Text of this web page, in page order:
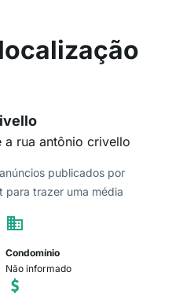
a rua antônio crivello
publicados por
para trazer uma média
Condomínio
Não informado